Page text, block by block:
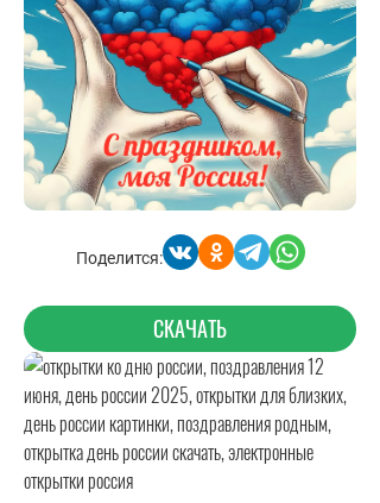
Поделится:
СКАЧАТЬ